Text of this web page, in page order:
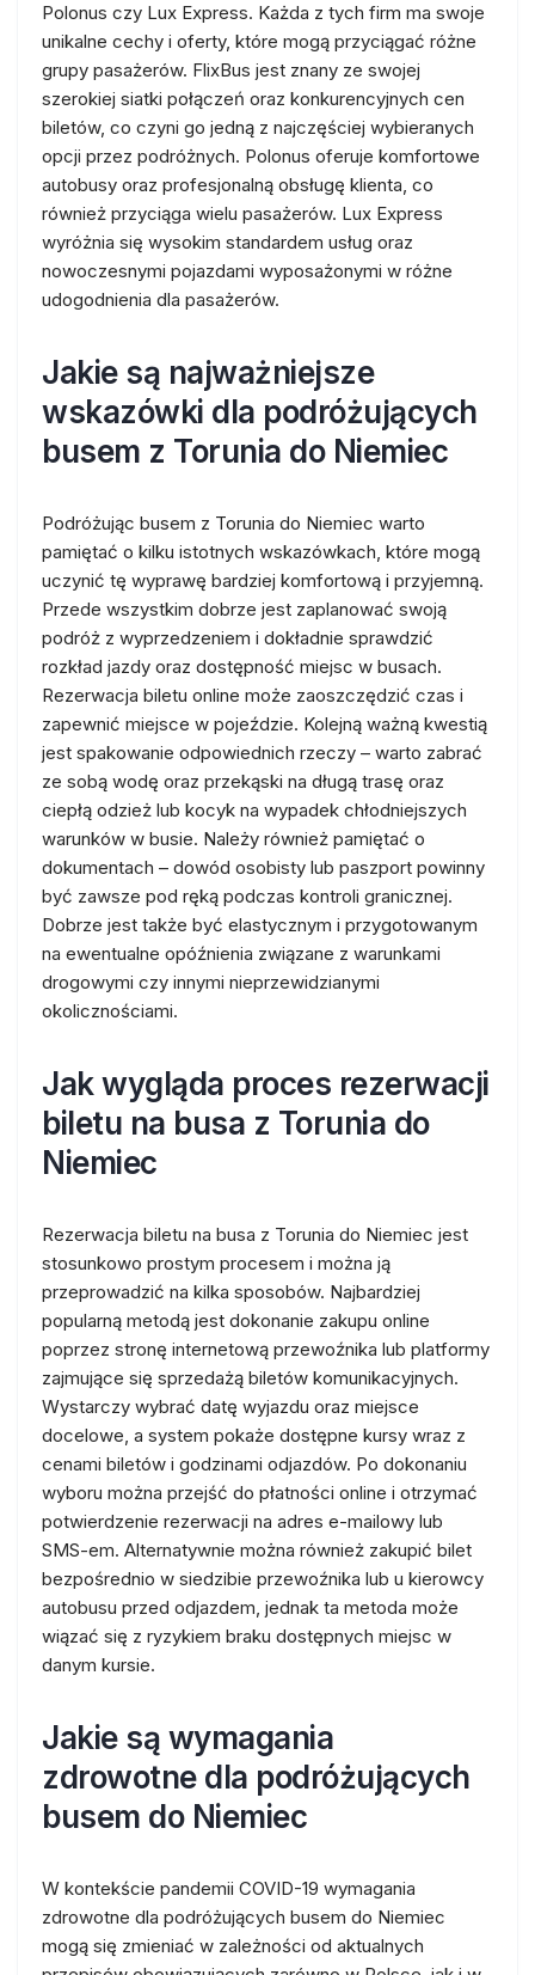
Polonus czy Lux Express. Każda z tych firm ma swoje
unikalne cechy i oferty, które mogą przyciągać różne
grupy pasażerów. FlixBus jest znany ze swojej
szerokiej siatki połączeń oraz konkurencyjnych cen
biletów, co czyni go jedną z najczęściej wybieranych
opcji przez podróżnych. Polonus oferuje komfortowe
autobusy oraz profesjonalną obsługę klienta, co
również przyciąga wielu pasażerów. Lux Express
wyróżnia się wysokim standardem usług oraz
nowoczesnymi pojazdami wyposażonymi w różne
udogodnienia dla pasażerów.
Jakie są najważniejsze
wskazówki dla podróżujących
busem z Torunia do Niemiec
Podróżując busem z Torunia do Niemiec warto
pamiętać o kilku istotnych wskazówkach, które mogą
uczynić tę wyprawę bardziej komfortową i przyjemną.
Przede wszystkim dobrze jest zaplanować swoją
podróż z wyprzedzeniem i dokładnie sprawdzić
rozkład jazdy oraz dostępność miejsc w busach.
Rezerwacja biletu online może zaoszczędzić czas i
zapewnić miejsce w pojeździe. Kolejną ważną kwestią
jest spakowanie odpowiednich rzeczy – warto zabrać
ze sobą wodę oraz przekąski na długą trasę oraz
ciepłą odzież lub kocyk na wypadek chłodniejszych
warunków w busie. Należy również pamiętać o
dokumentach – dowód osobisty lub paszport powinny
być zawsze pod ręką podczas kontroli granicznej.
Dobrze jest także być elastycznym i przygotowanym
na ewentualne opóźnienia związane z warunkami
drogowymi czy innymi nieprzewidzianymi
okolicznościami.
Jak wygląda proces rezerwacji
biletu na busa z Torunia do
Niemiec
Rezerwacja biletu na busa z Torunia do Niemiec jest
stosunkowo prostym procesem i można ją
przeprowadzić na kilka sposobów. Najbardziej
popularną metodą jest dokonanie zakupu online
poprzez stronę internetową przewoźnika lub platformy
zajmujące się sprzedażą biletów komunikacyjnych.
Wystarczy wybrać datę wyjazdu oraz miejsce
docelowe, a system pokaże dostępne kursy wraz z
cenami biletów i godzinami odjazdów. Po dokonaniu
wyboru można przejść do płatności online i otrzymać
potwierdzenie rezerwacji na adres e-mailowy lub
SMS-em. Alternatywnie można również zakupić bilet
bezpośrednio w siedzibie przewoźnika lub u kierowcy
autobusu przed odjazdem, jednak ta metoda może
wiązać się z ryzykiem braku dostępnych miejsc w
danym kursie.
Jakie są wymagania
zdrowotne dla podróżujących
busem do Niemiec
W kontekście pandemii COVID-19 wymagania
zdrowotne dla podróżujących busem do Niemiec
mogą się zmieniać w zależności od aktualnych